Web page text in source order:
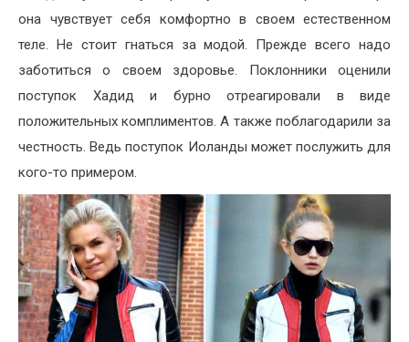
она чувствует себя комфортно в своем естественном
теле. Не стоит гнаться за модой. Прежде всего надо
заботиться о своем здоровье. Поклонники оценили
поступок Хадид и бурно отреагировали в виде
положительных комплиментов. А также поблагодарили за
честность. Ведь поступок Иоланды может послужить для
кого-то примером.